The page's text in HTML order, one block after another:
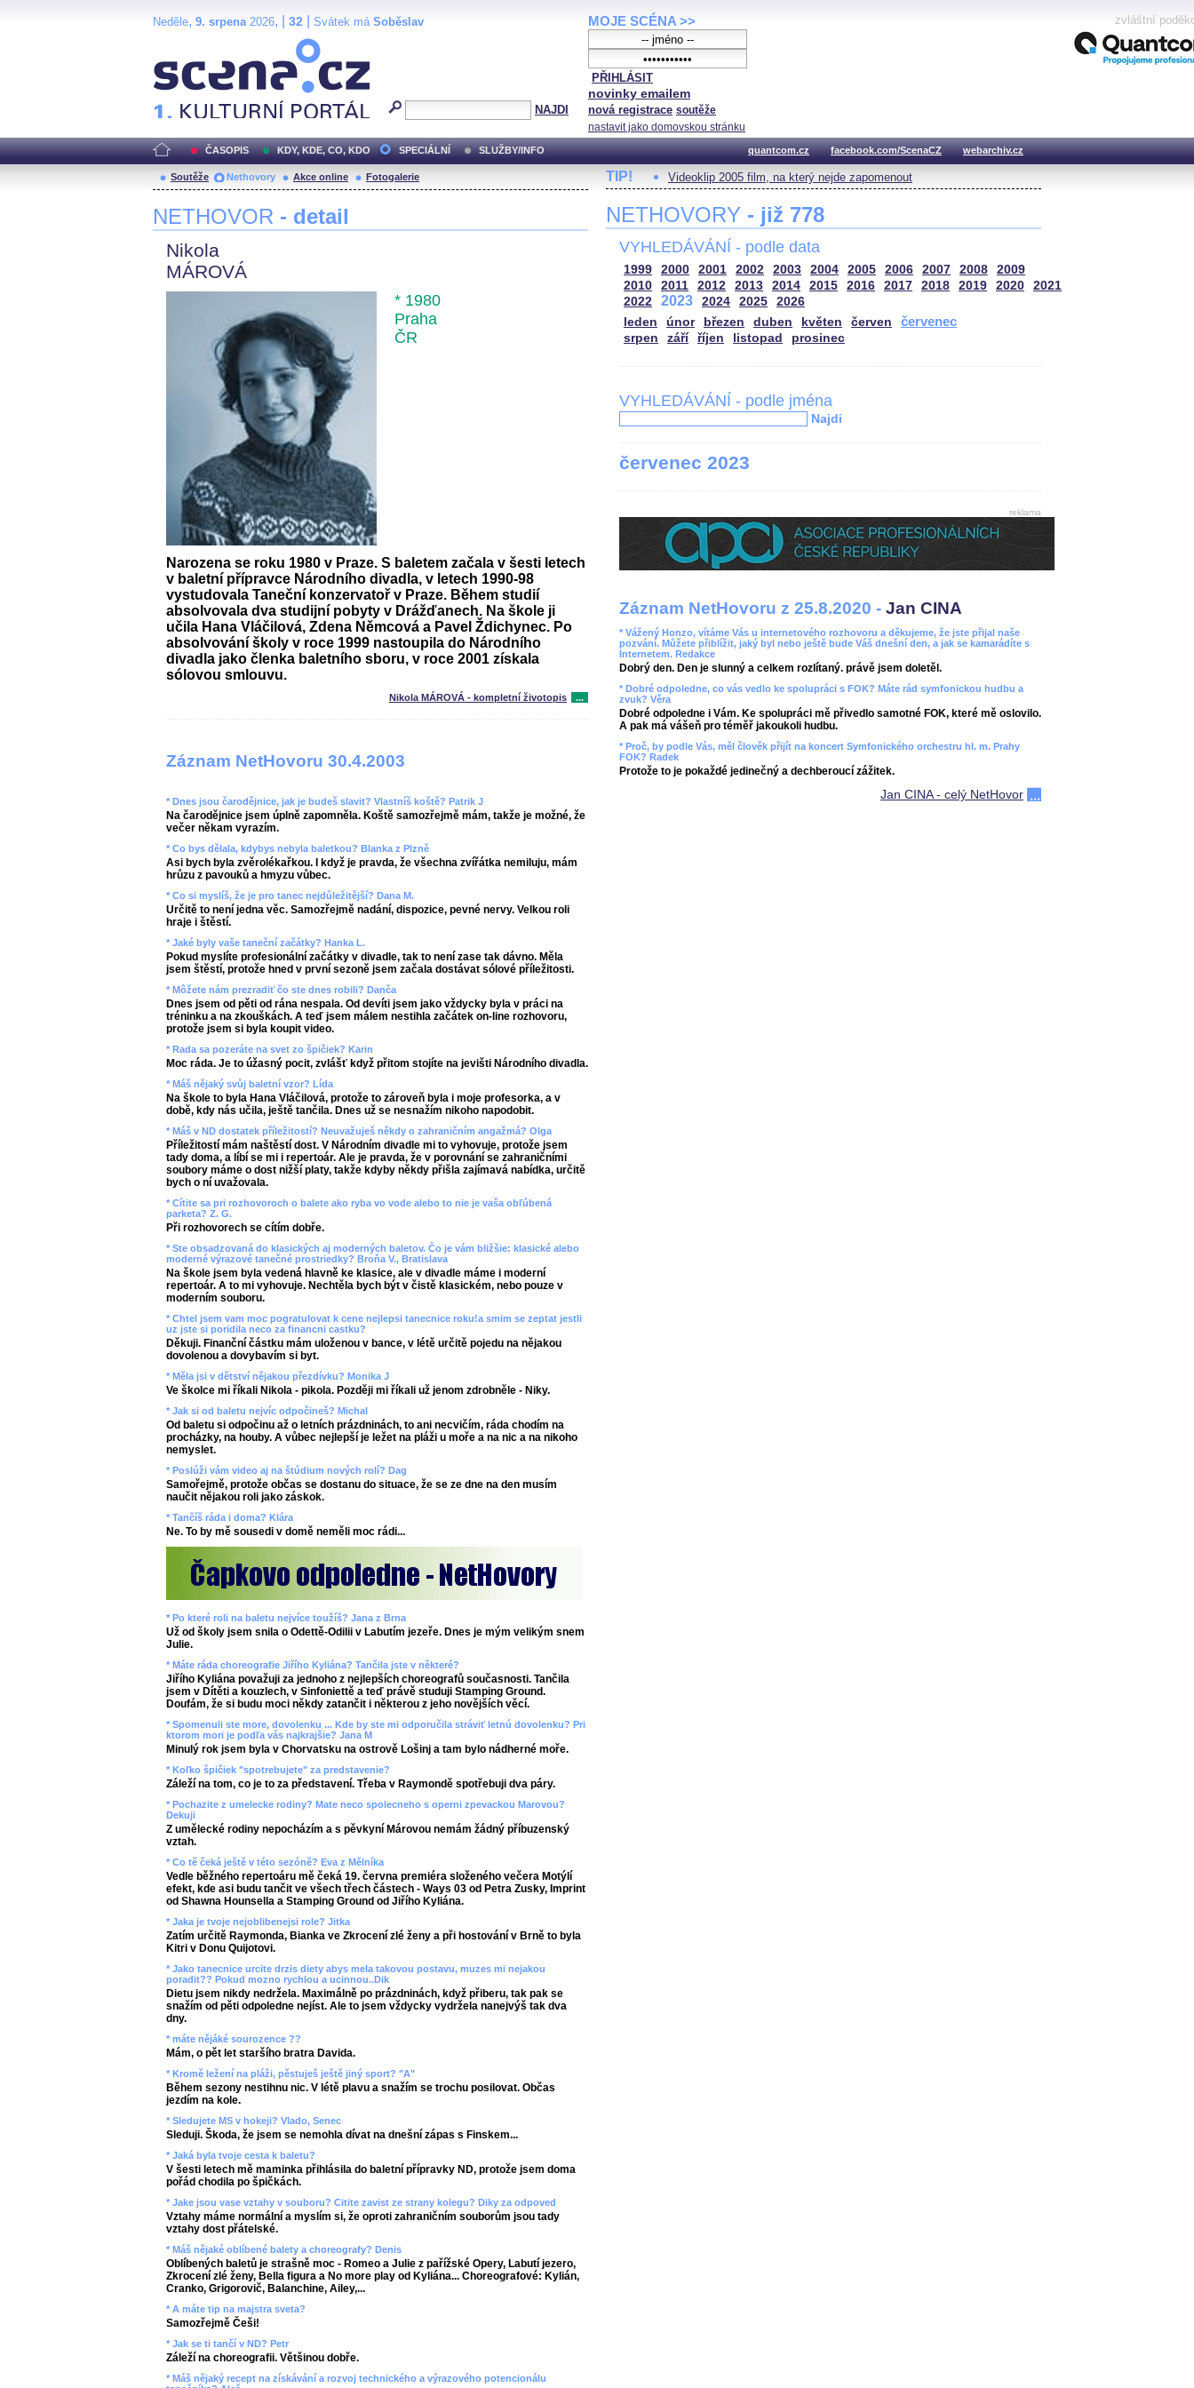
Neděle, 9. srpena2026, | 32 Svátek má Soběslav
NAJDI
MOJE SCÉNA >>
PŘIHLÁSIT
novinky emailem
nová registrace soutěže
nastavit jako domovskou stránku
zvláštní
ČASOPIS KDY, KDE, CO, KDO SPECIÁLNÍ SLUŽBY/INFO quantcom.cz facebook.com/ScenaCZ webarchiv.cz
Soutěže Nethovory Akce online Fotogalerie
NETHOVOR - detail
Nikola
MÁROVÁ
* 1980
Praha
ČR
Narozena se roku 1980 v Praze. S baletem začala v šesti letech
v baletní přípravce Národního divadla, v letech 1990-98
vystudovala Taneční konzervatoř v Praze. Během studií
absolvovala dva studijní pobyty v Drážďanech. Na škole ji
učila Hana Vláčilová, Zdena Němcová a Pavel Ždichynec. Po
absolvování školy v roce 1999 nastoupila do Národního
divadla jako členka baletního sboru, v roce 2001 získala
sólovou smlouvu.
Nikola MÁROVÁ - kompletní životopis ...
Záznam NetHovoru 30.4.2003
* Dnes jsou čarodějnice, jak je budeš slavit? Vlastníš koště? Patrik J
Na čarodějnice jsem úplně zapomněla. Koště samozřejmě mám, takže je možné, že
večer někam vyrazím.
* Co bys dělala, kdybys nebyla baletkou? Blanka z Plzně
Asi bych byla zvěrolékařkou. I když je pravda, že všechna zvířátka nemiluju, mám
hrůzu z pavouků a hmyzu vůbec.
* Co si myslíš, že je pro tanec nejdůležitější? Dana M.
Určitě to není jedna věc. Samozřejmě nadání, dispozice, pevné nervy. Velkou roli
hraje i štěstí.
* Jaké byly vaše taneční začátky? Hanka L.
Pokud myslíte profesionální začátky v divadle, tak to není zase tak dávno. Měla
jsem štěstí, protože hned v první sezoně jsem začala dostávat sólové příležitosti.
* Môžete nám prezradiť čo ste dnes robili? Danča
Dnes jsem od pěti od rána nespala. Od devíti jsem jako vždycky byla v práci na
tréninku a na zkouškách. A teď jsem málem nestihla začátek on-line rozhovoru,
protože jsem si byla koupit video.
* Rada sa pozeráte na svet zo špičiek? Karin
Moc ráda. Je to úžasný pocit, zvlášť když přitom stojíte na jevišti Národního divadla.
* Máš nějaký svůj baletní vzor? Lída
Na škole to byla Hana Vláčilová, protože to zároveň byla i moje profesorka, a v
době, kdy nás učila, ještě tančila. Dnes už se nesnažím nikoho napodobit.
* Máš v ND dostatek příležitostí? Neuvažuješ někdy o zahraničním angažmá? Olga
Příležitostí mám naštěstí dost. V Národním divadle mi to vyhovuje, protože jsem
tady doma, a líbí se mi i repertoár. Ale je pravda, že v porovnání se zahraničními
soubory máme o dost nižší platy, takže kdyby někdy přišla zajímavá nabídka, určitě
bych o ní uvažovala.
* Cítite sa pri rozhovoroch o balete ako ryba vo vode alebo to nie je vaša obľúbená
parketa? Z. G.
Při rozhovorech se cítím dobře.
* Ste obsadzovaná do klasických aj moderných baletov. Čo je vám bližšie: klasické alebo
moderné výrazové tanečné prostriedky? Broňa V., Bratislava
Na škole jsem byla vedená hlavně ke klasice, ale v divadle máme i moderní
repertoár. A to mi vyhovuje. Nechtěla bych být v čistě klasickém, nebo pouze v
moderním souboru.
* Chtel jsem vam moc pogratulovat k cene nejlepsi tanecnice roku!a smim se zeptat jestli
uz jste si poridila neco za financni castku?
Děkuji. Finanční částku mám uloženou v bance, v létě určitě pojedu na nějakou
dovolenou a dovybavím si byt.
* Měla jsi v dětství nějakou přezdívku? Monika J
Ve školce mi říkali Nikola - pikola. Později mi říkali už jenom zdrobněle - Niky.
* Jak si od baletu nejvíc odpočineš? Michal
Od baletu si odpočinu až o letních prázdninách, to ani necvičím, ráda chodím na
procházky, na houby. A vůbec nejlepší je ležet na pláži u moře a na nic a na nikoho
nemyslet.
* Poslúži vám video aj na štúdium nových rolí? Dag
Samořejmě, protože občas se dostanu do situace, že se ze dne na den musím
naučit nějakou roli jako záskok.
* Tančíš ráda i doma? Klára
Ne. To by mě sousedi v domě neměli moc rádi...
* Po které roli na baletu nejvíce toužíš? Jana z Brna
Už od školy jsem snila o Odettě-Odilii v Labutím jezeře. Dnes je mým velikým snem
Julie.
* Máte ráda choreografie Jiřího Kyliána? Tančila jste v některé?
Jiřího Kyliána považuji za jednoho z nejlepších choreografů současnosti. Tančila
jsem v Dítěti a kouzlech, v Sinfoniettě a teď právě studuji Stamping Ground.
Doufám, že si budu moci někdy zatančit i některou z jeho novějších věcí.
* Spomenuli ste more, dovolenku ... Kde by ste mi odporučila stráviť letnú dovolenku? Pri
ktorom mori je podľa vás najkrajšie? Jana M
Minulý rok jsem byla v Chorvatsku na ostrově Lošinj a tam bylo nádherné moře.
* Koľko špičiek "spotrebujete" za predstavenie?
Záleží na tom, co je to za představení. Třeba v Raymondě spotřebuji dva páry.
* Pochazite z umelecke rodiny? Mate neco spolecneho s operni zpevackou Marovou?
Dekuji
Z umělecké rodiny nepocházím a s pěvkyní Márovou nemám žádný příbuzenský
vztah.
* Co tě čeká ještě v této sezóně? Eva z Mělníka
Vedle běžného repertoáru mě čeká 19. června premiéra složeného večera Motýlí
efekt, kde asi budu tančit ve všech třech částech - Ways 03 od Petra Zusky, Imprint
od Shawna Hounsella a Stamping Ground od Jiřího Kyliána.
* Jaka je tvoje nejoblibenejsi role? Jitka
Zatím určitě Raymonda, Bianka ve Zkrocení zlé ženy a při hostování v Brně to byla
Kitri v Donu Quijotovi.
* Jako tanecnice urcite drzis diety abys mela takovou postavu, muzes mi nejakou
poradit?? Pokud mozno rychlou a ucinnou..Dik
Dietu jsem nikdy nedržela. Maximálně po prázdninách, když přiberu, tak pak se
snažím od pěti odpoledne nejíst. Ale to jsem vždycky vydržela nanejvýš tak dva
dny.
* máte nějáké sourozence ??
Mám, o pět let staršího bratra Davida.
* Kromě ležení na pláži, pěstuješ ještě jiný sport? "A"
Během sezony nestihnu nic. V létě plavu a snažím se trochu posilovat. Občas
jezdím na kole.
* Sledujete MS v hokeji? Vlado, Senec
Sleduji. Škoda, že jsem se nemohla dívat na dnešní zápas s Finskem...
* Jaká byla tvoje cesta k baletu?
V šesti letech mě maminka přihlásila do baletní přípravky ND, protože jsem doma
pořád chodila po špičkách.
* Jake jsou vase vztahy v souboru? Citite zavist ze strany kolegu? Diky za odpoved
Vztahy máme normální a myslím si, že oproti zahraničním souborům jsou tady
vztahy dost přátelské.
* Máš nějaké oblíbené balety a choreografy? Denis
Oblíbených baletů je strašně moc - Romeo a Julie z pařížské Opery, Labutí jezero,
Zkrocení zlé ženy, Bella figura a No more play od Kyliána... Choreografové: Kylián,
Cranko, Grigorovič, Balanchine, Ailey,...
* A máte tip na majstra sveta?
Samozřejmě Češi!
* Jak se ti tančí v ND? Petr
Záleží na choreografii. Většinou dobře.
* Máš nějaký recept na získávání a rozvoj technického a výrazového potencionálu
TIP! Videoklip 2005 film, na který nejde zapomenout
NETHOVORY - již 778
VYHLEDÁVÁNÍ - podle data
1999 2000 2001 2002 2003 2004 2005 2006 2007 2008
2009
2010
2011 2012 2013 2014 2015 2016 2017 2018 2019 2020
2021
2022
2023 2024 2025
2026
leden
únor březen duben květen červen červenec
srpen září říjen listopad prosinec
VYHLEDÁVÁNÍ - podle jména
Najdi
červenec 2023
reklama
Záznam NetHovoru z 25.8.2020 - Jan CINA
* Vážený Honzo, vítáme Vás u internetového rozhovoru a děkujeme, že jste přijal naše
pozvání. Můžete přiblížit, jaký byl nebo ještě bude Váš dnešní den, a jak se kamarádíte s
Internetem. Redakce
Dobrý den. Den je slunný a celkem rozlítaný. právě jsem doletěl.
* Dobré odpoledne, co vás vedlo ke spolupráci s FOK? Máte rád symfonickou hudbu a
zvuk? Věra
Dobré odpoledne i Vám. Ke spolupráci mě přivedlo samotné FOK, které mě oslovilo.
A pak má vášeň pro téměř jakoukoli hudbu.
* Proč, by podle Vás, měl člověk přijít na koncert Symfonického orchestru hl. m. Prahy
FOK? Radek
Protože to je pokaždé jedinečný a dechberoucí zážitek.
Jan CINA - celý NetHovor